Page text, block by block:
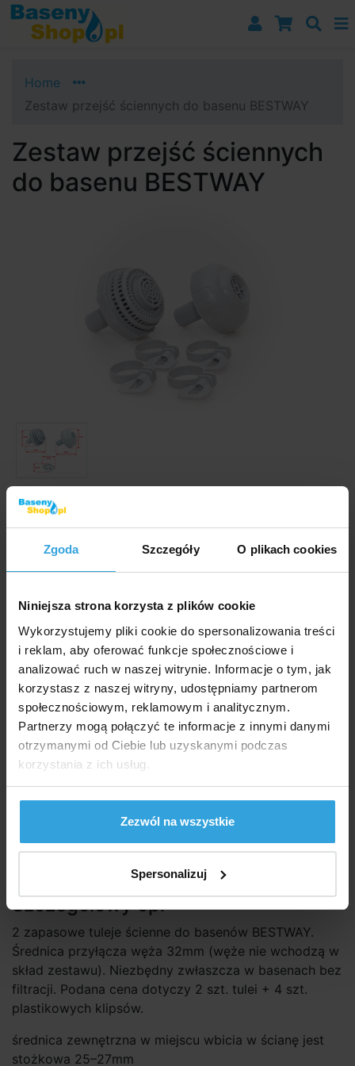
Zgoda Szczegóły O plikach cookies
Niniejsza strona korzysta z plików cookie
Wykorzystujemy pliki cookie do spersonalizowania treści
i reklam, aby oferować funkcje społecznościowe i
analizować ruch w naszej witrynie. Informacje o tym, jak
korzystasz z naszej witryny, udostępniamy partnerom
społecznościowym, reklamowym i analitycznym.
Partnerzy mogą połączyć te informacje z innymi danymi
otrzymanymi od Ciebie lub uzyskanymi podczas
korzystania z ich usług.
Zezwól na wszystkie
Spersonalizuj
Przejdź do nawigacji
Przejdź do treści
Przejdź do paska bocznego
Home
Zestaw przejść ściennych do basenu BESTWAY
Zestaw przejść ściennych
do basenu BESTWAY
Zdjęcia i filmy mają wyłącznie charakter ilustracyjny.
W zestawie 2 szt. przepustów + 4 szt. opasek
zaciskowych do zabezpieczenia węża.
Marka: Bestway
Dostępność:
W Magazynie > 20 szt
we czwartek u was
35,45 zł bez VAT 43,60 zł
do koszyka
Zapytaj sprzedawcę
Szczegółowy opi
2 zapasowe tuleje ścienne do basenów BESTWAY.
Średnica przyłącza węża 32mm (węże nie wchodzą w
skład zestawu). Niezbędny zwłaszcza w basenach bez
filtracji. Podana cena dotyczy 2 szt. tulei + 4 szt.
plastikowych klipsów.
średnica zewnętrzna w miejscu wbicia w ścianę jest
stożkowa 25–27mm